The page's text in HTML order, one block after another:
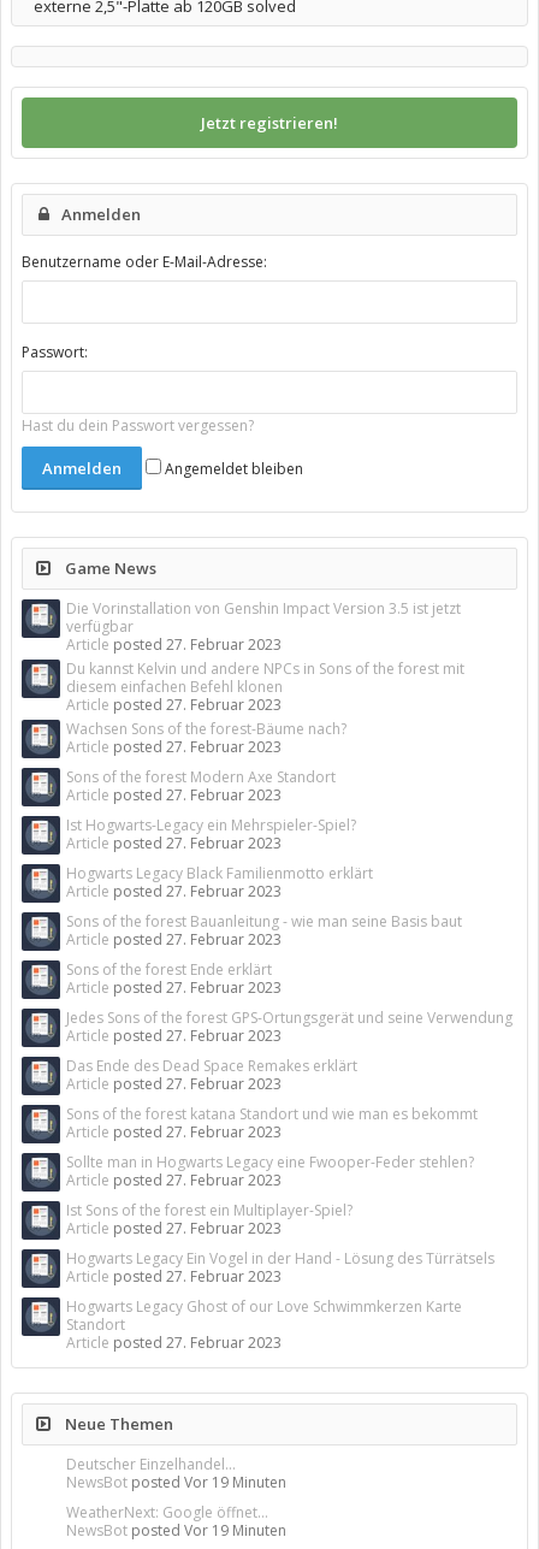
externe 2,5"-Platte ab 120GB solved
Jetzt registrieren!
Anmelden
Benutzername oder E-Mail-Adresse:
Passwort:
Hast du dein Passwort vergessen?
Angemeldet bleiben
Game News
Die Vorinstallation von Genshin Impact Version 3.5 ist jetzt
verfügbar
Article posted 27. Februar 2023
Du kannst Kelvin und andere NPCs in Sons of the forest mit
diesem einfachen Befehl klonen
Article posted 27. Februar 2023
Wachsen Sons of the forest-Bäume nach?
Article posted 27. Februar 2023
Sons of the forest Modern Axe Standort
Article posted 27. Februar 2023
Ist Hogwarts-Legacy ein Mehrspieler-Spiel?
Article posted 27. Februar 2023
Hogwarts Legacy Black Familienmotto erklärt
Article posted 27. Februar 2023
Sons of the forest Bauanleitung - wie man seine Basis baut
Article posted 27. Februar 2023
Sons of the forest Ende erklärt
Article posted 27. Februar 2023
Jedes Sons of the forest GPS-Ortungsgerät und seine Verwendung
Article posted 27. Februar 2023
Das Ende des Dead Space Remakes erklärt
Article posted 27. Februar 2023
Sons of the forest katana Standort und wie man es bekommt
Article posted 27. Februar 2023
Sollte man in Hogwarts Legacy eine Fwooper-Feder stehlen?
Article posted 27. Februar 2023
Ist Sons of the forest ein Multiplayer-Spiel?
Article posted 27. Februar 2023
Hogwarts Legacy Ein Vogel in der Hand - Lösung des Türrätsels
Article posted 27. Februar 2023
Hogwarts Legacy Ghost of our Love Schwimmkerzen Karte
Standort
Article posted 27. Februar 2023
Neue Themen
Deutscher Einzelhandel...
NewsBot posted Vor 19 Minuten
WeatherNext: Google öffnet...
NewsBot posted Vor 19 Minuten